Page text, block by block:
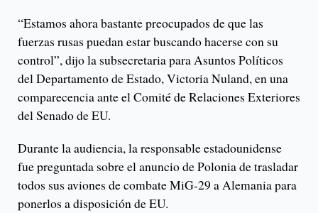
“Estamos ahora bastante preocupados de que las
fuerzas rusas puedan estar buscando hacerse con su
control”, dijo la subsecretaria para Asuntos Políticos
del Departamento de Estado, Victoria Nuland, en una
comparecencia ante el Comité de Relaciones Exteriores
del Senado de EU.
Durante la audiencia, la responsable estadounidense
fue preguntada sobre el anuncio de Polonia de trasladar
todos sus aviones de combate MiG-29 a Alemania para
ponerlos a disposición de EU.